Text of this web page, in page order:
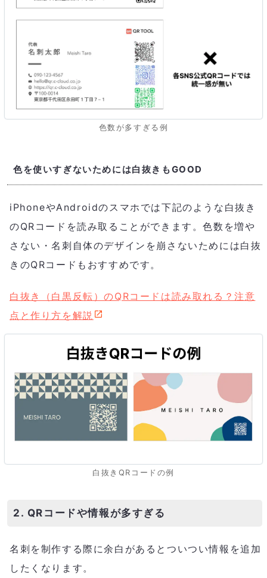
色数が多すぎる例
色を使いすぎないためには白抜きもGOOD
iPhoneやAndroidのスマホでは下記のような白抜き
のQRコードを読み取ることができます。色数を増や
さない・名刺自体のデザインを崩さないためには白抜
きのQRコードもおすすめです。
白抜き（白黒反転）のQRコードは読み取れる？注意
点と作り方を解説
白抜きQRコードの例
2. QRコードや情報が多すぎる
名刺を制作する際に余白があるとついつい情報を追加
したくなります。